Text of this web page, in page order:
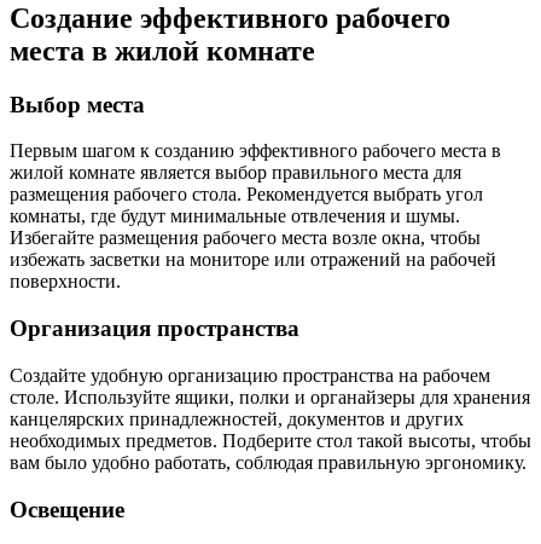
Создание эффективного рабочего
места в жилой комнате
Выбор места
Первым шагом к созданию эффективного рабочего места в
жилой комнате является выбор правильного места для
размещения рабочего стола. Рекомендуется выбрать угол
комнаты, где будут минимальные отвлечения и шумы.
Избегайте размещения рабочего места возле окна, чтобы
избежать засветки на мониторе или отражений на рабочей
поверхности.
Организация пространства
Создайте удобную организацию пространства на рабочем
столе. Используйте ящики, полки и органайзеры для хранения
канцелярских принадлежностей, документов и других
необходимых предметов. Подберите стол такой высоты, чтобы
вам было удобно работать, соблюдая правильную эргономику.
Освещение